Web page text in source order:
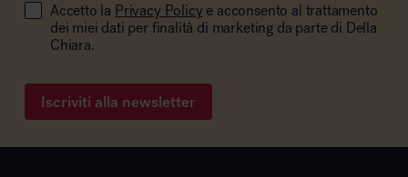
Accetto la Privacy Policy e acconsento al trattamento
dei miei dati per finalità di marketing da parte di Della
Chiara.
Iscriviti alla newsletter